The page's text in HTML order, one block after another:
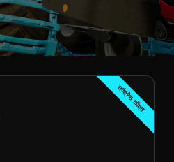
सर्वश्रेष्ठ कीमत